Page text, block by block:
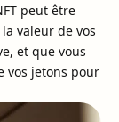
peut être
valeur de vos
et que vous
vos jetons pour